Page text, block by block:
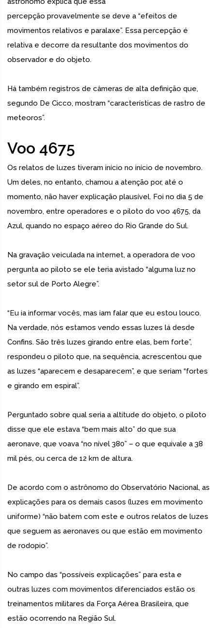
percepção provavelmente se deve a “efeitos de
movimentos relativos e paralaxe”. Essa percepção é
relativa e decorre da resultante dos movimentos do
observador e do objeto.
Há também registros de câmeras de alta definição que,
segundo De Cicco, mostram “características de rastro de
meteoros”.
Voo 4675
Os relatos de luzes tiveram início no início de novembro.
Um deles, no entanto, chamou a atenção por, até o
momento, não haver explicação plausível. Foi no dia 5 de
novembro, entre operadores e o piloto do voo 4675, da
Azul, quando no espaço aéreo do Rio Grande do Sul.
Na gravação veiculada na internet, a operadora de voo
pergunta ao piloto se ele teria avistado “alguma luz no
setor sul de Porto Alegre”.
“Eu ia informar vocês, mas iam falar que eu estou louco.
Na verdade, nós estamos vendo essas luzes lá desde
Confins. São três luzes girando entre elas, bem forte”,
respondeu o piloto que, na sequência, acrescentou que
as luzes “aparecem e desaparecem”, e que seriam “fortes
e girando em espiral”.
Perguntado sobre qual seria a altitude do objeto, o piloto
disse que ele estava “bem mais alto” do que sua
aeronave, que voava “no nível 380” – o que equivale a 38
mil pés, ou cerca de 12 km de altura.
De acordo com o astrônomo do Observatório Nacional, as
explicações para os demais casos (luzes em movimento
uniforme) “não batem com este e outros relatos de luzes
que seguem as aeronaves ou que estão em movimento
de rodopio”.
No campo das “possíveis explicações” para esta e
outras luzes com movimentos diferenciados estão os
treinamentos militares da Força Aérea Brasileira, que
estão ocorrendo na Região Sul.